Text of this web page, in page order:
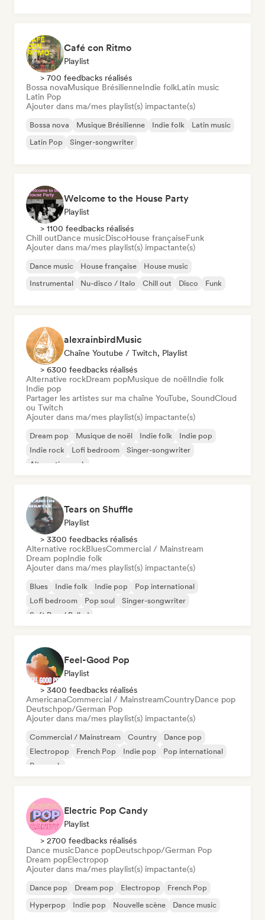
Café con Ritmo
Playlist
> 700 feedbacks réalisés
Bossa novaMusique BrésilienneIndie folkLatin music
Latin Pop
Ajouter dans ma/mes playlist(s) impactante(s)
Bossa nova Musique Brésilienne Indie folk
Latin music
Latin Pop
Singer-songwriter
Welcome to the House Party
Playlist
> 1100 feedbacks réalisés
Chill outDance musicDiscoHouse françaiseFunk
Ajouter dans ma/mes playlist(s) impactante(s)
Dance music House française
House music
Instrumental
Nu-disco / Italo Chill out Disco Funk
alexrainbirdMusic
Chaîne Youtube / Twitch, Playlist
> 6300 feedbacks réalisés
Alternative rockDream popMusique de noëlIndie folk
Indie pop
Partager les artistes sur ma chaîne YouTube, SoundCloud
ou Twitch
Ajouter dans ma/mes playlist(s) impactante(s)
Dream pop Musique de noël Indie folk
Indie pop
Indie rock
Lofi bedroom
Singer-songwriter
Alternative rock
Tears on Shuffle
Playlist
> 3300 feedbacks réalisés
Alternative rockBluesCommercial / Mainstream
Dream popIndie folk
Ajouter dans ma/mes playlist(s) impactante(s)
Blues Indie folk Indie pop
Pop international
Lofi bedroom
Pop soul
Singer-songwriter
Soft Pop / Ballad
Feel-Good Pop
Playlist
> 3400 feedbacks réalisés
AmericanaCommercial / MainstreamCountryDance pop
Deutschpop/German Pop
Ajouter dans ma/mes playlist(s) impactante(s)
Commercial / Mainstream Country
Dance pop
Electropop
French Pop Indie pop
Pop international
Pop rock
Electric Pop Candy
Playlist
> 2700 feedbacks réalisés
Dance musicDance popDeutschpop/German Pop
Dream popElectropop
Ajouter dans ma/mes playlist(s) impactante(s)
Dance pop Dream pop Electropop
French Pop
Hyperpop
Indie pop Nouvelle scène Dance music